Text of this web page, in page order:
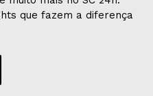
que fazem a diferença